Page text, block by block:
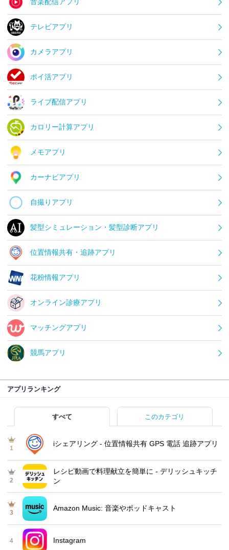
テレビアプリ
カメラアプリ
ポイ活アプリ
ライブ配信アプリ
カロリー計算アプリ
メモアプリ
カーナビアプリ
自撮りアプリ
髪型シミュレーション・髪型診断アプリ
位置情報共有・追跡アプリ
花粉情報アプリ
オンライン診療アプリ
マッチングアプリ
競馬アプリ
アプリランキング
すべて このカテゴリ
1
iシェアリング - 位置情報共有 GPS 電話 追跡アプリ
2
レシピ動画で料理献立を簡単‪に - デリッシュキッチ
ン
3
Amazon Music: 音楽やポッドキャスト
4 Instagram